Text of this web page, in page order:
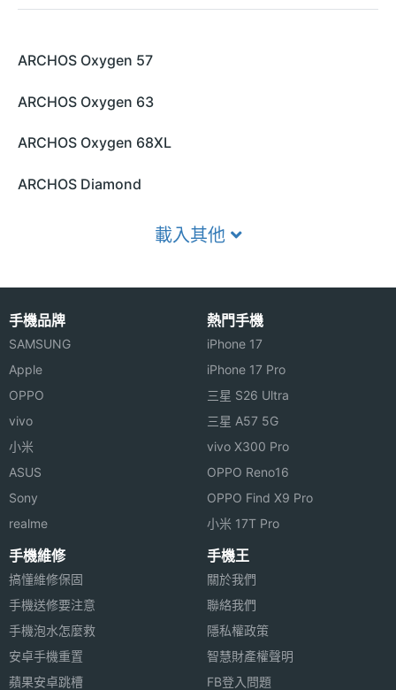
ARCHOS Oxygen 57
ARCHOS Oxygen 63
ARCHOS Oxygen 68XL
ARCHOS Diamond
載入其他
手機品牌
SAMSUNG
Apple
OPPO
vivo
小米
ASUS
Sony
realme
熱門手機
iPhone 17
iPhone 17 Pro
三星 S26 Ultra
三星 A57 5G
vivo X300 Pro
OPPO Reno16
OPPO Find X9 Pro
小米 17T Pro
手機維修
搞懂維修保固
手機送修要注意
手機泡水怎麼救
安卓手機重置
蘋果安卓跳槽
手機王
關於我們
聯絡我們
隱私權政策
智慧財產權聲明
FB登入問題